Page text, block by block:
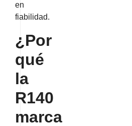
en
fiabilidad.
¿Por
qué
la
R140
marca